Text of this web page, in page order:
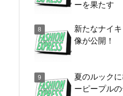
ーを果たす
新たなナイ
像が公開！
夏のルック
ーピープル